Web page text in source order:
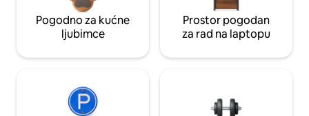
Pogodno za kućne
ljubimce
Prostor pogodan
za rad na laptopu